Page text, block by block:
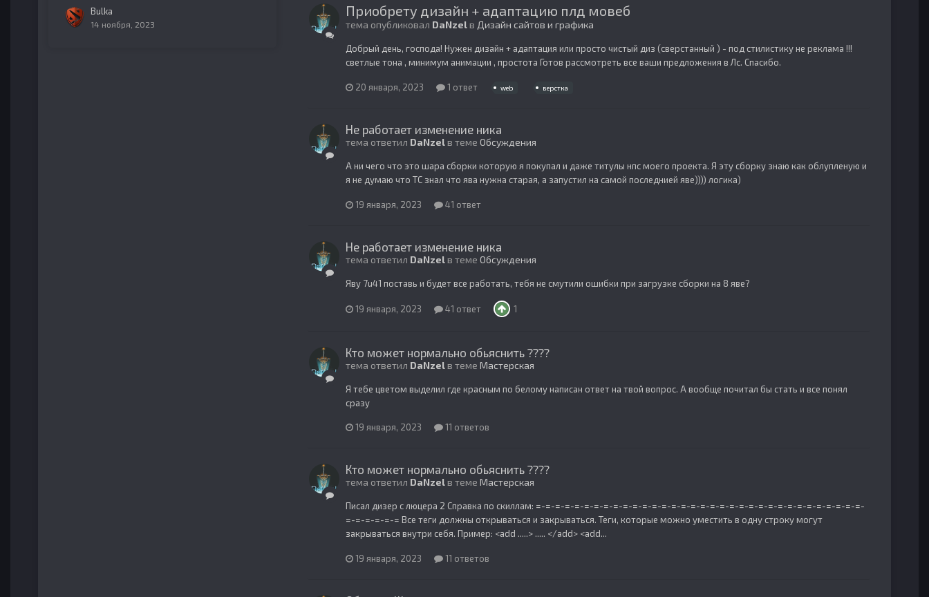
Bulka
14 ноября, 2023
Приобрету дизайн + адаптацию плд мовеб
тема опубликовал DaNzelв Дизайн сайтов и графика
Добрый день, господа! Нужен дизайн + адаптация или просто чистый диз (сверстанный ) - под стилистику не реклама !!!
светлые тона , минимум анимации , простота Готов рассмотреть все ваши предложения в Лс. Спасибо.
20 января, 2023 1 ответ web верстка
Не работает изменение ника
тема ответил DaNzelв теме Обсуждения
А ни чего что это шара сборки которую я покупал и даже титулы нпс моего проекта. Я эту сборку знаю как облупленую и
я не думаю что ТС знал что ява нужна старая, а запустил на самой последнией яве)))) логика)
19 января, 2023 41 ответ
Не работает изменение ника
тема ответил DaNzelв теме Обсуждения
Яву 7u41 поставь и будет все работать, тебя не смутили ошибки при загрузке сборки на 8 яве?
19 января, 2023 41 ответ 1
Кто может нормально обьяснить ????
тема ответил DaNzelв теме Мастерская
Я тебе цветом выделил где красным по белому написан ответ на твой вопрос. А вообще почитал бы стать и все понял
сразу
19 января, 2023 11 ответов
Кто может нормально обьяснить ????
тема ответил DaNzelв теме Мастерская
Писал дизер с люцера 2 Справка по скиллам: =-=-=-=-=-=-=-=-=-=-=-=-=-=-=-=-=-=-=-=-=-=-=-=-=-=-=-=-=-=-=-=-=-=-
=-=-=-=-=-= Все теги должны открываться и закрываться. Теги, которые можно уместить в одну строку могут
закрываться внутри себя. Пример: <add .....> ..... </add> <add...
19 января, 2023 11 ответов